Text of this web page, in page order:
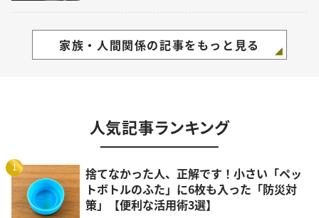
家族・人間関係の記事をもっと見る
人気記事ランキング
1
捨てなかった人、正解です！小さい「ペッ
トボトルのふた」に6枚も入った「防災対
策」【便利な活用術3選】